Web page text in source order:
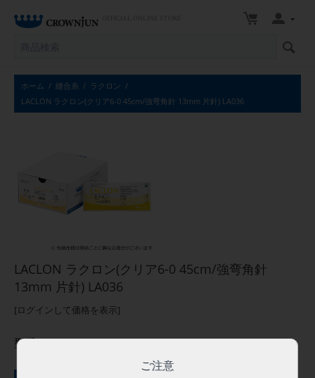
ホーム / 縫合糸 / ラクロン /
LACLON ラクロン(クリア6-0 45cm/強弯角針 13mm 片針) LA036
LACLON ラクロン(クリア6-0 45cm/強弯角針
13mm 片針) LA036
[ログインして価格を表示]
型番: LA036
ご注意